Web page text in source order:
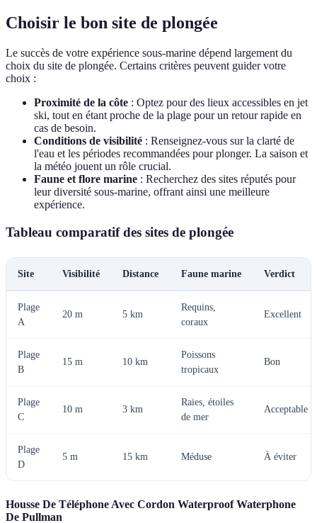
Choisir le bon site de plongée
Le succès de votre expérience sous-marine dépend largement du
choix du site de plongée. Certains critères peuvent guider votre
choix :
Proximité de la côte : Optez pour des lieux accessibles en jet
ski, tout en étant proche de la plage pour un retour rapide en
cas de besoin.
Conditions de visibilité : Renseignez-vous sur la clarté de
l'eau et les périodes recommandées pour plonger. La saison et
la météo jouent un rôle crucial.
Faune et flore marine : Recherchez des sites réputés pour
leur diversité sous-marine, offrant ainsi une meilleure
expérience.
Tableau comparatif des sites de plongée
Site Visibilité Distance Faune marine Verdict
Plage
A
20 m 5 km
Requins,
coraux
Excellent
Plage
B
15 m 10 km
Poissons
tropicaux
Bon
Plage
C
10 m 3 km
Raies, étoiles
de mer
Acceptable
Plage
D
5 m 15 km Méduse À éviter
Housse De Téléphone Avec Cordon Waterproof Waterphone
De Pullman